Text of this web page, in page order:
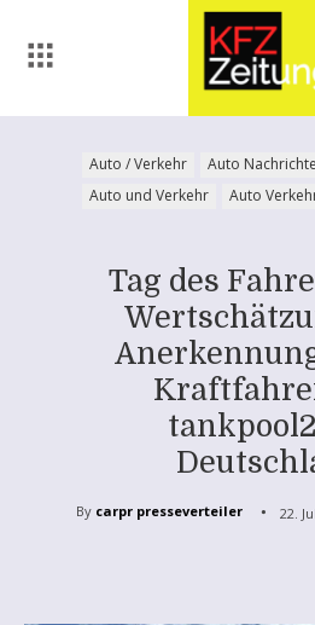
Auto / Verkehr
Auto
Auto und Verkehr
Auto
Tag des
By carpr presseverteiler 22.